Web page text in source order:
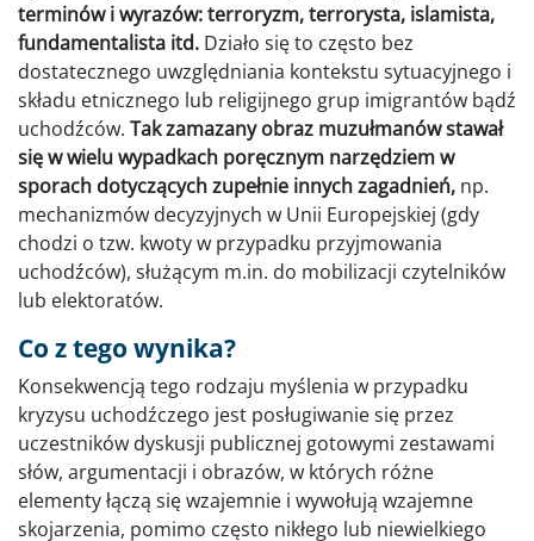
terminów i wyrazów: terroryzm, terrorysta, islamista,
fundamentalista itd. Działo się to często bez
dostatecznego uwzględniania kontekstu sytuacyjnego i
składu etnicznego lub religijnego grup imigrantów bądź
uchodźców. Tak zamazany obraz muzułmanów stawał
się w wielu wypadkach poręcznym narzędziem w
sporach dotyczących zupełnie innych zagadnień, np.
mechanizmów decyzyjnych w Unii Europejskiej (gdy
chodzi o tzw. kwoty w przypadku przyjmowania
uchodźców), służącym m.in. do mobilizacji czytelników
lub elektoratów.
Co z tego wynika?
Konsekwencją tego rodzaju myślenia w przypadku
kryzysu uchodźczego jest posługiwanie się przez
uczestników dyskusji publicznej gotowymi zestawami
słów, argumentacji i obrazów, w których różne
elementy łączą się wzajemnie i wywołują wzajemne
skojarzenia, pomimo często nikłego lub niewielkiego